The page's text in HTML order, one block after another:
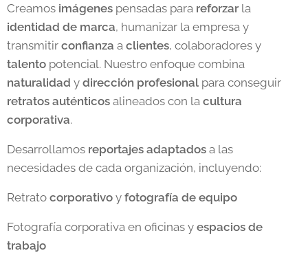
Creamos imágenes pensadas para reforzar la
identidad de marca, humanizar la empresa y
transmitir confianza a clientes, colaboradores y
talento potencial. Nuestro enfoque combina
naturalidad y dirección profesional para conseguir
retratos auténticos alineados con la cultura
corporativa.
Desarrollamos reportajes adaptados a las
necesidades de cada organización, incluyendo:
Retrato corporativo y fotografía de equipo
Fotografía corporativa en oficinas y espacios de
trabajo